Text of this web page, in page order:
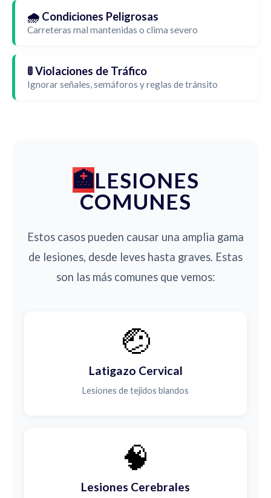
🌧️ Condiciones Peligrosas
Carreteras mal mantenidas o clima severo
🚦 Violaciones de Tráfico
Ignorar señales, semáforos y reglas de tránsito
LESIONES
COMUNES
Estos casos pueden causar una amplia gama
de lesiones, desde leves hasta graves. Estas
son las más comunes que vemos:
🤕
Latigazo Cervical
Lesiones de tejidos blandos
🧠
Lesiones Cerebrales